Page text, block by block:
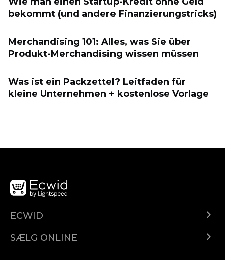
bekommt (und andere Finanzierungstricks)
Merchandising 101: Alles, was Sie über
Produkt-Merchandising wissen müssen
Was ist ein Packzettel? Leitfaden für
kleine Unternehmen + kostenlose Vorlage
ECWID
Pris
SÆLG ONLINE